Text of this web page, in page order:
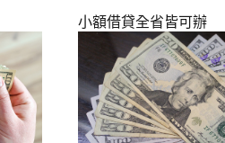
小額借貸全省皆可辦